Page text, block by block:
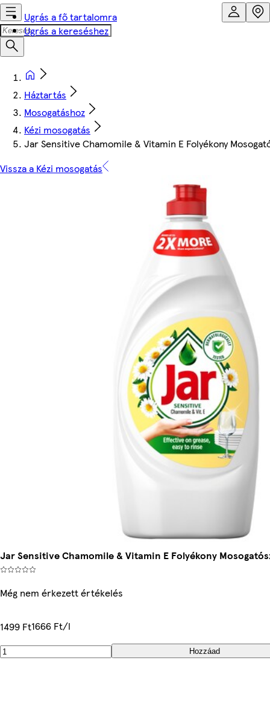
Ugrás a fő tartalomra
Ugrás a kereséshez
Háztartás
Mosogatáshoz
Kézi mosogatás
Jar Sensitive Chamomile & Vitamin E Folyékony
Vissza a Kézi mosogatás
Jar Sensitive Chamomile & Vitamin E Folyékony
Még nem érkezett értékelés
1499 Ft1666 Ft/l
Hozzáad